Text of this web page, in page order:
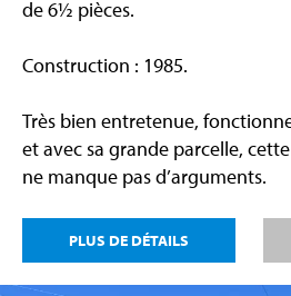
de 6½ pièces.
Construction : 1985.
Très bien entretenue,
et avec sa grande parcelle,
ne manque pas d’arguments.
PLUS DE DÉTAILS